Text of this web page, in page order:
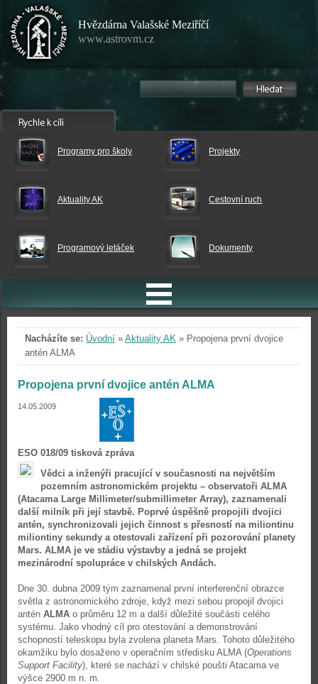
Hvězdárna Valašské Meziříčí
www.astrovm.cz
Programy pro školy Projekty
Aktuality AK Cestovní ruch
Programový letáček Dokumenty
Nacházíte se: Úvodní » Aktuality AK » Propojena první dvojice
antén ALMA
Propojena první dvojice antén ALMA
14.05.2009
ESO 018/09 tisková zpráva
Vědci a inženýři pracující v současnosti na největším
pozemním astronomickém projektu – observatoři ALMA
(Atacama Large Millimeter/submillimeter Array), zaznamenali
další milník při její stavbě. Poprvé úspěšně propojili dvojici
antén, synchronizovali jejich činnost s přesností na miliontinu
miliontiny sekundy a otestovali zařízení při pozorování planety
Mars. ALMA je ve stádiu výstavby a jedná se projekt
mezinárodní spolupráce v chilských Andách.
Dne 30. dubna 2009 tým zaznamenal první interferenční obrazce
světla z astronomického zdroje, když mezi sebou propojil dvojici
antén ALMA o průměru 12 m a další důležité součásti celého
systému. Jako vhodný cíl pro otestování a demonstrování
schopností teleskopu byla zvolena planeta Mars. Tohoto důležitého
okamžiku bylo dosaženo v operačním středisku ALMA (Operations
Support Facility), které se nachází v chilské poušti Atacama ve
výšce 2900 m n. m.